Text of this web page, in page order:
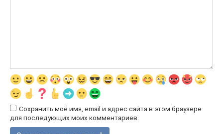
Сохранить моё имя, email и адрес сайта в этом браузере
для последующих моих комментариев.